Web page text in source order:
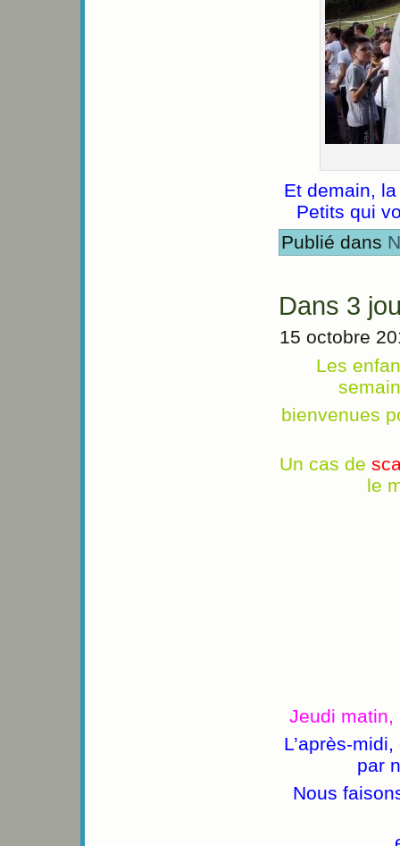
Et demain,
Petits qui
Publié dans
Dans 3
15 octobre
Les
bienvenues
Un cas de
le
Jeudi matin,
L’après-
par
Nous